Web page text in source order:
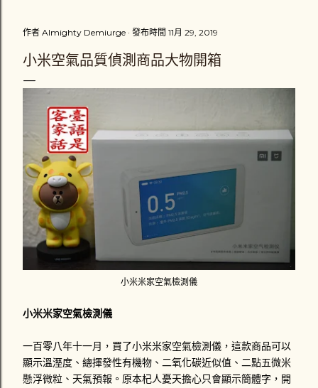
來，避免演變成肇事逃逸。那位男駕駛「很好心」的把我的機
車牽離原位。一輛計程車也停在一旁，一場三角關係就此展
開。 車牌1188-DK的駕駛推托是為了閃避計程車才會擦撞到
我，而計程車司機則說根本不關他的事，接著就說不然就叫警
賠償我的損失，很主動地留下英文姓YUAN和行動電話號碼，
以及掏出一張千元鈔票，「體貼」地叫我去看醫生，並說星期
一在打電話和他聯絡。而我則是心裡在猶豫到底要不要報警處
理，因為覺得這場意外對我來說不是很嚴重 （不嚴重？ 一雙
新臺幣三千多元的耐吉慢跑鞋破損一隻、機車車頭左邊車殼受
損 ） 。我拿了一千元傻傻地自己忍著傷痛騎車看醫生。那兩
位駕駛應該也立刻解散吧。 心裡一直認為沒報案怪怪的我，到
了當天晚上就拉同學陪我去西屯派出所補報案。入口處值班員
警打了通電話給交通隊的同僚，交通隊的警察 （ 接電話的那
位 ） 口氣不好地說不要把他們當成討債集團！而我還是說要
報案，他們就派一位警察來記錄我的筆錄和到現場畫沒了現場
民眾的態度不佳，導致開車的那位警察為了維持他自身的尊
法民眾的輕蔑態度。反正這位警察有沒有取締交通違規，薪水
也不會因此額外增加。 星期一時，打電話給1188-DK號車的駕
駛，對方死都不接電話，傳了四封簡訊也沒回應！星期二晚上
作者 Almighty Demiurge 發布時間 11月 29, 2019
小米空氣品質偵測商品大物開箱
小米米家空氣檢測儀
小米米家空氣檢測儀
一百零八年十一月，買了小米米家空氣檢測儀，這款商品可以
顯示溫溼度、總揮發性有機物、二氧化碳近似值、二點五微米
懸浮微粒、天氣預報。原本杞人憂天擔心只會顯示簡體字，開